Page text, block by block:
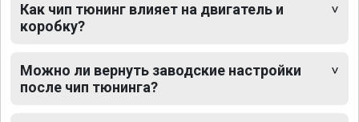
Как чип тюнинг влияет на двигатель и
коробку?
Можно ли вернуть заводские настройки
после чип тюнинга?